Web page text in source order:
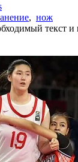
, нож
текст